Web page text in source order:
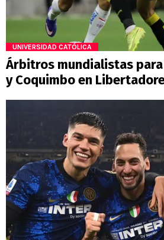
UNIVERSIDAD CATÓLICA
Árbitros mundialistas para
y Coquimbo en